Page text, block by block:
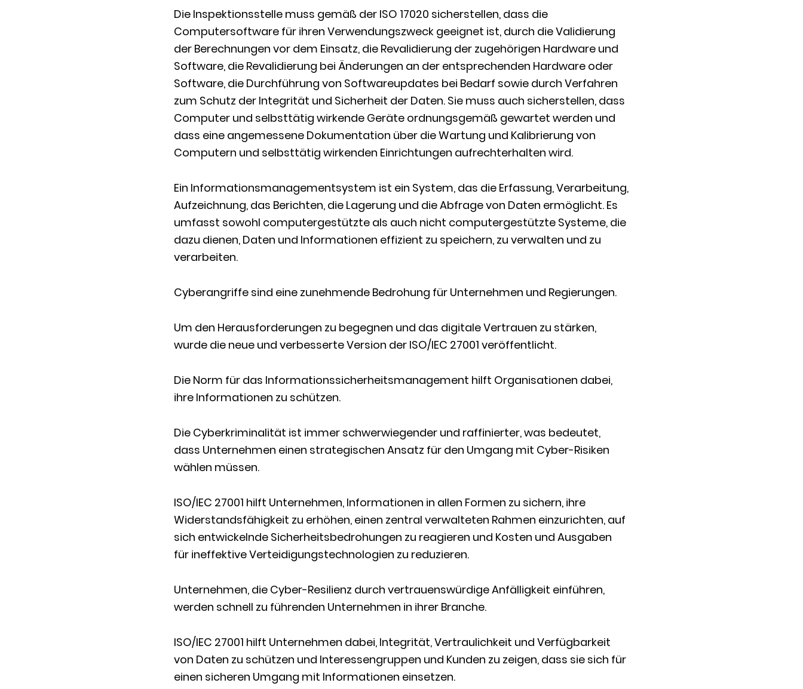
Die Inspektionsstelle muss gemäß der ISO 17020 sicherstellen, dass die
Computersoftware für ihren Verwendungszweck geeignet ist, durch die Validierung
der Berechnungen vor dem Einsatz, die Revalidierung der zugehörigen Hardware und
Software, die Revalidierung bei Änderungen an der entsprechenden Hardware oder
Software, die Durchführung von Softwareupdates bei Bedarf sowie durch Verfahren
zum Schutz der Integrität und Sicherheit der Daten. Sie muss auch sicherstellen, dass
Computer und selbsttätig wirkende Geräte ordnungsgemäß gewartet werden und
dass eine angemessene Dokumentation über die Wartung und Kalibrierung von
Computern und selbsttätig wirkenden Einrichtungen aufrechterhalten wird.
Ein Informationsmanagementsystem ist ein System, das die Erfassung, Verarbeitung,
Aufzeichnung, das Berichten, die Lagerung und die Abfrage von Daten ermöglicht. Es
umfasst sowohl computergestützte als auch nicht computergestützte Systeme, die
dazu dienen, Daten und Informationen effizient zu speichern, zu verwalten und zu
verarbeiten.
Cyberangriffe sind eine zunehmende Bedrohung für Unternehmen und Regierungen.
Um den Herausforderungen zu begegnen und das digitale Vertrauen zu stärken,
wurde die neue und verbesserte Version der ISO/IEC 27001 veröffentlicht.
Die Norm für das Informationssicherheitsmanagement hilft Organisationen dabei,
ihre Informationen zu schützen.
Die Cyberkriminalität ist immer schwerwiegender und raffinierter, was bedeutet,
dass Unternehmen einen strategischen Ansatz für den Umgang mit Cyber-Risiken
wählen müssen.
ISO/IEC 27001 hilft Unternehmen, Informationen in allen Formen zu sichern, ihre
Widerstandsfähigkeit zu erhöhen, einen zentral verwalteten Rahmen einzurichten, auf
sich entwickelnde Sicherheitsbedrohungen zu reagieren und Kosten und Ausgaben
für ineffektive Verteidigungstechnologien zu reduzieren.
Unternehmen, die Cyber-Resilienz durch vertrauenswürdige Anfälligkeit einführen,
werden schnell zu führenden Unternehmen in ihrer Branche.
ISO/IEC 27001 hilft Unternehmen dabei, Integrität, Vertraulichkeit und Verfügbarkeit
von Daten zu schützen und Interessengruppen und Kunden zu zeigen, dass sie sich für
einen sicheren Umgang mit Informationen einsetzen.